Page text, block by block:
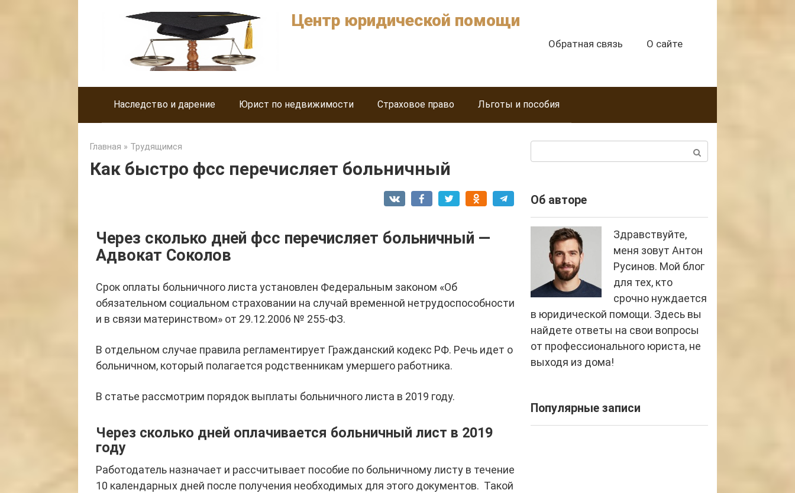
Центр юридической помощи
Обратная связь О сайте
Наследство и дарение Юрист по недвижимости Страховое право Льготы и пособия
Главная » Трудящимся
Как быстро фсс перечисляет больничный
Через сколько дней фсс перечисляет больничный —
Адвокат Соколов
Срок оплаты больничного листа установлен Федеральным законом «Об
обязательном социальном страховании на случай временной нетрудоспособности
и в связи материнством» от 29.12.2006 № 255-ФЗ.
В отдельном случае правила регламентирует Гражданский кодекс РФ. Речь идет о
больничном, который полагается родственникам умершего работника.
В статье рассмотрим порядок выплаты больничного листа в 2019 году.
Через сколько дней оплачивается больничный лист в 2019
году
Работодатель назначает и рассчитывает пособие по больничному листу в течение
10 календарных дней после получения необходимых для этого документов. Такой
Об авторе
Здравствуйте,
меня зовут Антон
Русинов. Мой блог
для тех, кто
срочно нуждается
в юридической помощи. Здесь вы
найдете ответы на свои вопросы
от профессионального юриста, не
выходя из дома!
Популярные записи